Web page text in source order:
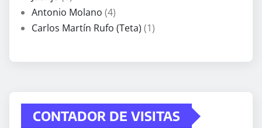
Antonio Molano (4)
Carlos Martín Rufo (Teta) (1)
CONTADOR DE VISITAS